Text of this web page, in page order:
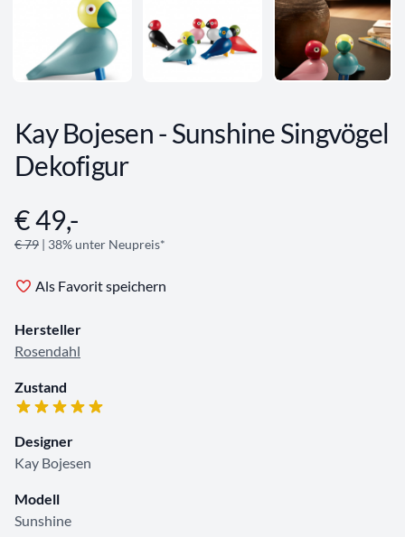
Kay Bojesen - Sunshine Singvögel
Dekofigur
Angebotsinformationen
€ 49,-
€ 79 | 38% unter Neupreis*
Als Favorit speichern
Hersteller
Rosendahl
Zustand
Designer
Kay Bojesen
Modell
Sunshine